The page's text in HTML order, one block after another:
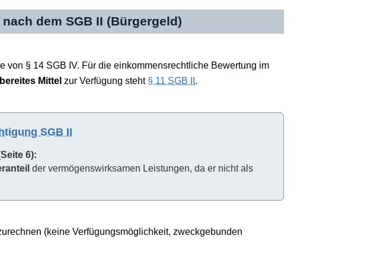
dem SGB II (Bürgergeld)
von § 14 SGB IV. Für die einkommensrechtliche Bewertung im
bereites Mittel zur Verfügung steht § 11 SGB II .
SGB II
6):
der vermögenswirksamen Leistungen, da er nicht als
(keine Verfügungsmöglichkeit, zweckgebunden